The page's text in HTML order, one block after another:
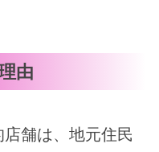
由
舗は、地元住民